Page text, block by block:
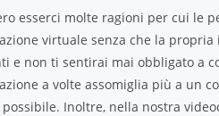
esserci molte ragioni per cui le
virtuale senza che la
e non ti sentirai mai obbligato a
a volte assomiglia più a un
Inoltre, nella nostra